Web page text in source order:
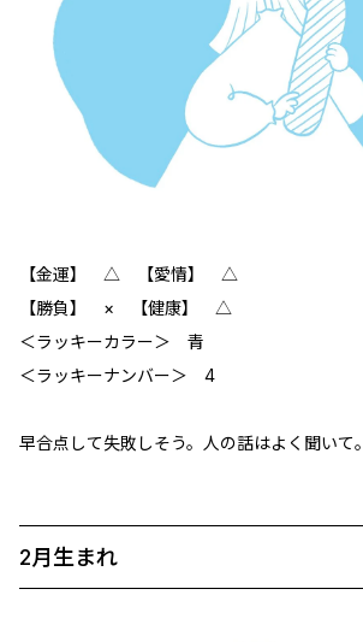
【金運】 △ 【愛情】 △
【勝負】 × 【健康】 △
＜ラッキーカラー＞ 青
＜ラッキーナンバー＞ 4
早合点して失敗しそう。人の話はよく聞いて。
2月生まれ